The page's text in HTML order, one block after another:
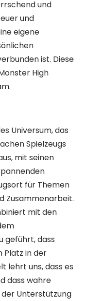
und
und
eigene
ist. Diese
High
Universum, das
Spielzeugs
mit seinen
für Themen
Zusammenarbeit.
mit den
geführt, dass
Platz in der
lehrt uns, dass es
dass wahre
Unterstützung